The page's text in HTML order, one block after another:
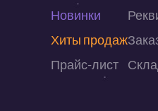
Новинки
Хиты продаж
Прайс-лист